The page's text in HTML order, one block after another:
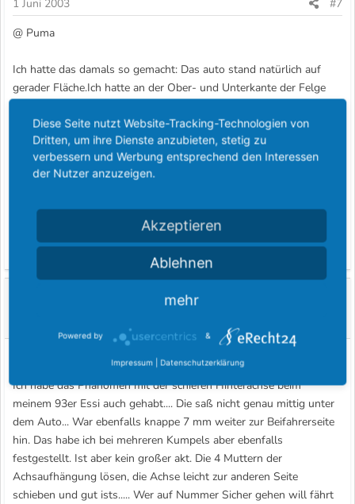
1 Juni 2003
#7
@ Puma
Ich hatte das damals so gemacht: Das auto stand natürlich auf
gerader Fläche.Ich hatte an der Ober- und Unterkante der Felge
profilen die Wasserwagegehalten (Rot) da haste doch dann ober
an der Wasserwage ne Blubber wenn die in Wage ist dann ist der
sturtz OK.Das ist natürlich nur halb so genau wie beim Fachmann
aber ob die reifen 7mm Schief stehen erkennt man dadurch schon.
Du mußt dir die räder natürlich in geradeausstellung denken hatte
kein besseres Bild
Ich habe das Phänomen mit der schiefen Hinterachse beim
meinem 93er Essi auch gehabt.... Die saß nicht genau mittig unter
dem Auto... War ebenfalls knappe 7 mm weiter zur Beifahrerseite
hin. Das habe ich bei mehreren Kumpels aber ebenfalls
festgestellt. Ist aber kein großer akt. Die 4 Muttern der
Achsaufhängung lösen, die Achse leicht zur anderen Seite
schieben und gut ists..... Wer auf Nummer Sicher gehen will fährt
Diese Seite nutzt Website-Tracking-Technologien von
Dritten, um ihre Dienste anzubieten, stetig zu
verbessern und Werbung entsprechend den Interessen
der Nutzer anzuzeigen.
Akzeptieren
Ablehnen
mehr
Powered by &
Impressum | Datenschutzerklärung